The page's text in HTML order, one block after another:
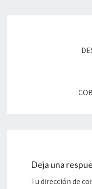
Deja una
Tu dirección de